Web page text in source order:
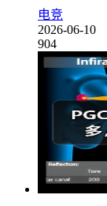
电竞
2026-06-10
904